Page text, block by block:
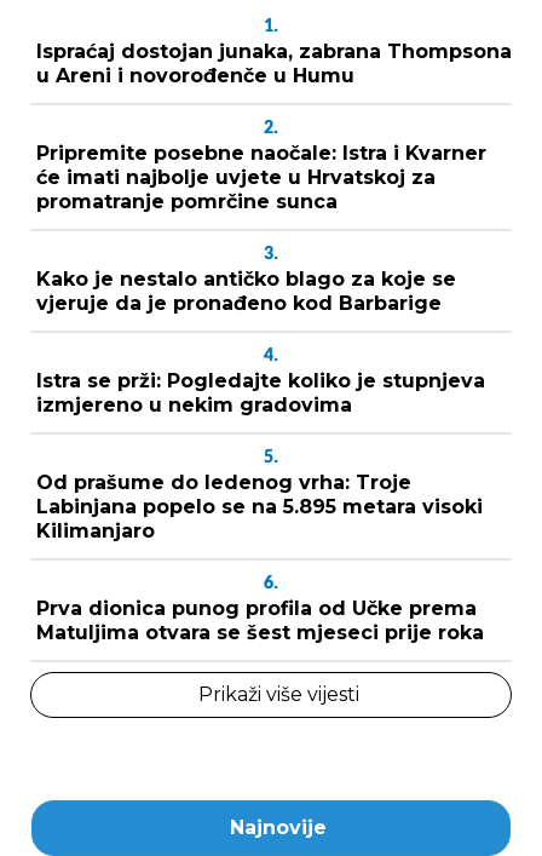
1.
Ispraćaj dostojan junaka, zabrana Thompsona
u Areni i novorođenče u Humu
2.
Pripremite posebne naočale: Istra i Kvarner
će imati najbolje uvjete u Hrvatskoj za
promatranje pomrčine sunca
3.
Kako je nestalo antičko blago za koje se
vjeruje da je pronađeno kod Barbarige
4.
Istra se prži: Pogledajte koliko je stupnjeva
izmjereno u nekim gradovima
5.
Od prašume do ledenog vrha: Troje
Labinjana popelo se na 5.895 metara visoki
Kilimanjaro
6.
Prva dionica punog profila od Učke prema
Matuljima otvara se šest mjeseci prije roka
Prikaži više vijesti
Najnovije